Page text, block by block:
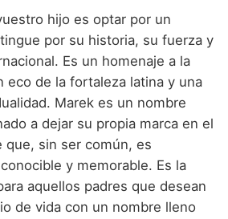
hijo es optar por un
por su historia, su fuerza y
Es un homenaje a la
eco de la fortaleza latina y una
Marek es un nombre
a dejar su propia marca en el
que, sin ser común, es
y memorable. Es la
aquellos padres que desean
de vida con un nombre lleno